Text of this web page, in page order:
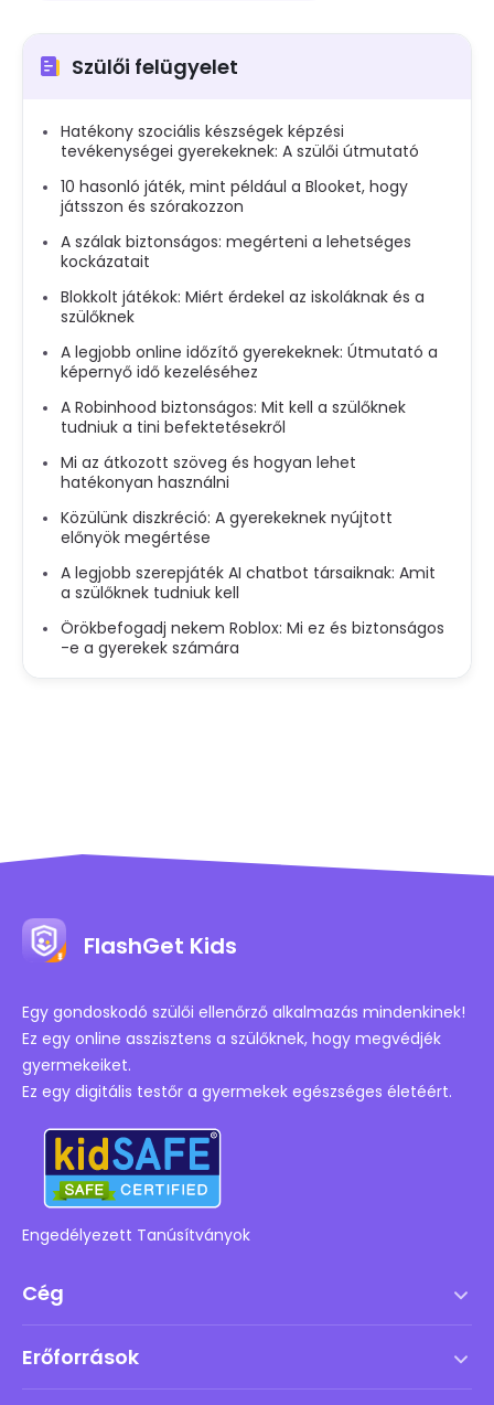
Szülői felügyelet
Hatékony szociális készségek képzési
tevékenységei gyerekeknek: A szülői útmutató
10 hasonló játék, mint például a Blooket, hogy
játsszon és szórakozzon
A szálak biztonságos: megérteni a lehetséges
kockázatait
Blokkolt játékok: Miért érdekel az iskoláknak és a
szülőknek
A legjobb online időzítő gyerekeknek: Útmutató a
képernyő idő kezeléséhez
A Robinhood biztonságos: Mit kell a szülőknek
tudniuk a tini befektetésekről
Mi az átkozott szöveg és hogyan lehet
hatékonyan használni
Közülünk diszkréció: A gyerekeknek nyújtott
előnyök megértése
A legjobb szerepjáték AI chatbot társaiknak: Amit
a szülőknek tudniuk kell
Örökbefogadj nekem Roblox: Mi ez és biztonságos
-e a gyerekek számára
FlashGet Kids
Egy gondoskodó szülői ellenőrző alkalmazás mindenkinek!
Ez egy online asszisztens a szülőknek, hogy megvédjék
gyermekeiket.
Ez egy digitális testőr a gyermekek egészséges életéért.
Engedélyezett Tanúsítványok
Cég
Erőforrások